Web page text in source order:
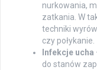
nurkowania,
zatkania. W
techniki
czy połykanie.
Infekcje ucha
do stanów